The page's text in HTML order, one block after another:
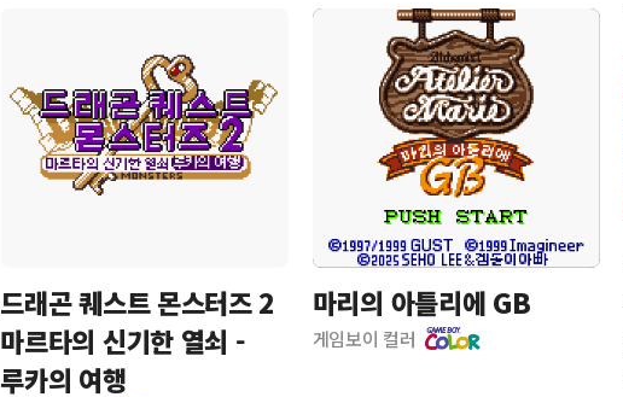
드래곤 퀘스트 몬스터즈 2
마르타의 신기한 열쇠 -
루카의 여행
마리의 아틀리에 GB
게임보이 컬러